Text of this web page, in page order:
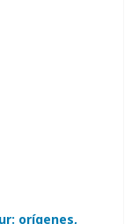
orígenes,